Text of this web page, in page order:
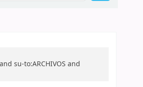
su-to:ARCHIVOS and